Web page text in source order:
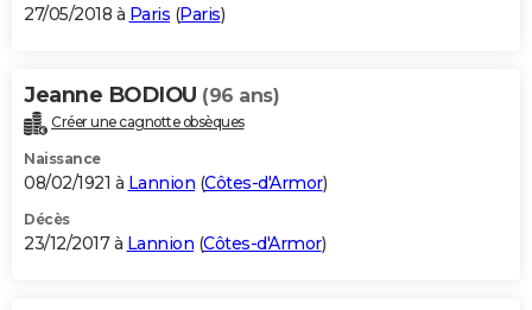
27/05/2018 à Paris (Paris)
Jeanne BODIOU (96 ans)
Créer une cagnotte obsèques
Naissance
08/02/1921 à Lannion (Côtes-d'Armor)
Décès
23/12/2017 à Lannion (Côtes-d'Armor)